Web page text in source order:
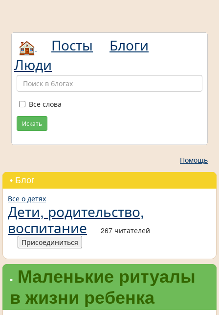
Посты
Блоги
Люди
Все слова
Искать
Помощь
• Блог
Все о детях
Дети, родительство,
воспитание
267 читателей
Присоединиться
• Маленькие ритуалы
в жизни ребенка